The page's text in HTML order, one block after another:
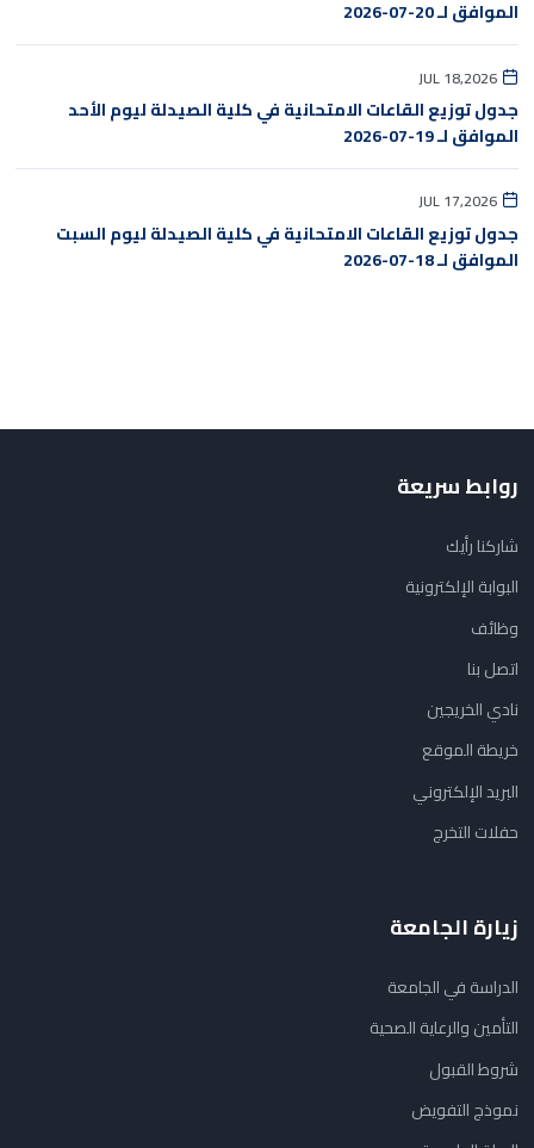
الموافق لـ 20-07-2026
JUL 18,2026
جدول توزيع القاعات الامتحانية في كلية الصيدلة ليوم الأحد
الموافق لـ 19-07-2026
JUL 17,2026
جدول توزيع القاعات الامتحانية في كلية الصيدلة ليوم السبت
الموافق لـ 18-07-2026
روابط سريعة
شاركنا رأيك
البوابة الإلكترونية
وظائف
اتصل بنا
نادي الخريجين
خريطة الموقع
البريد الإلكتروني
حفلات التخرج
زيارة الجامعة
الدراسة في الجامعة
التأمين والرعاية الصحية
شروط القبول
نموذج التفويض